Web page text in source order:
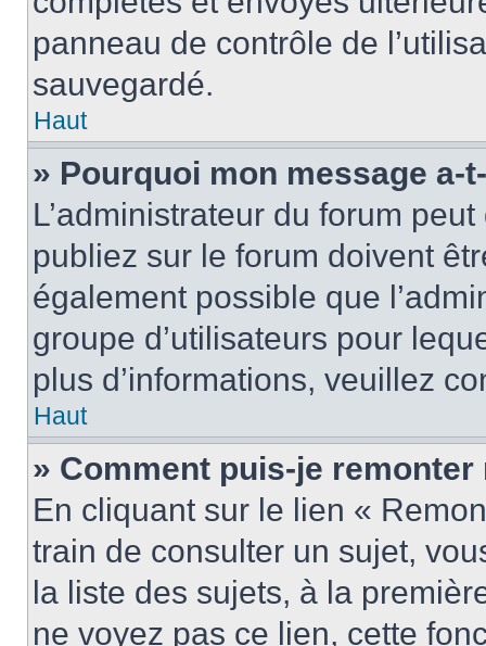
panneau de contrôle de
sauvegardé.
Haut
» Pourquoi mon message a-
L’administrateur du forum
publiez sur le forum doivent
également possible que
groupe d’utilisateurs pour
plus d’informations, veuillez
Haut
» Comment puis-je
En cliquant sur le lien «
train de consulter un sujet,
la liste des sujets, à la
ne voyez pas ce lien, cette